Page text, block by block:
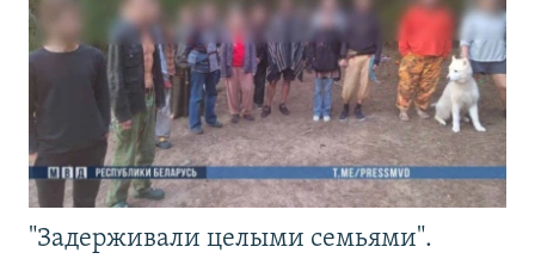
"Задерживали целыми семьями".